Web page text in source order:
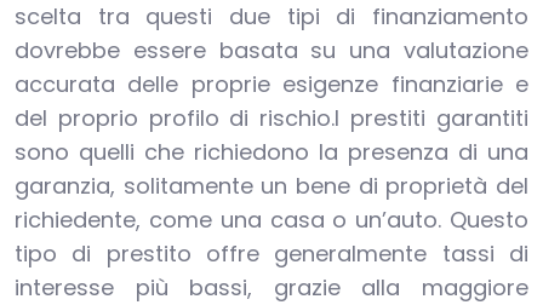
scelta tra questi due tipi di finanziamento
dovrebbe essere basata su una valutazione
accurata delle proprie esigenze finanziarie e
del proprio profilo di rischio.I prestiti garantiti
sono quelli che richiedono la presenza di una
garanzia, solitamente un bene di proprietà del
richiedente, come una casa o un’auto. Questo
tipo di prestito offre generalmente tassi di
interesse più bassi, grazie alla maggiore